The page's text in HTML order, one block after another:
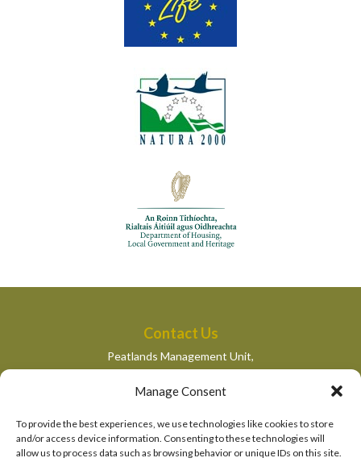
Manage Consent
To provide the best experiences, we use technologies like cookies to store
and/or access device information. Consenting to these technologies will
allow us to process data such as browsing behavior or unique IDs on this site.
Contact Us
Peatlands Management Unit,
Department of Housing, Local Government and Heritage,
Newtown Road,
peatlandsmanagement@housing.gov.ie